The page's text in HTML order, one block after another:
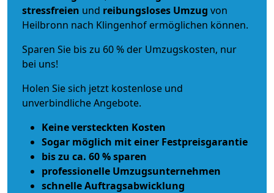
stressfreien und reibungsloses Umzug von
Heilbronn nach Klingenhof ermöglichen können.
Sparen Sie bis zu 60 % der Umzugskosten, nur
bei uns!
Holen Sie sich jetzt kostenlose und
unverbindliche Angebote.
Keine versteckten Kosten
Sogar möglich mit einer Festpreisgarantie
bis zu ca. 60 % sparen
professionelle Umzugsunternehmen
schnelle Auftragsabwicklung